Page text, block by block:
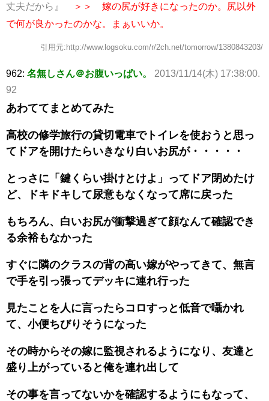
丈夫だから』
＞＞ 嫁の尻が好きになったのか。尻以外
で何が良かったのかな。まぁいいか。
引用元:http://www.logsoku.com/r/2ch.net/tomorrow/1380843203/
962: 名無しさん＠お腹いっぱい。
2013/11/14(木) 17:38:00.
92
あわててまとめてみた
高校の修学旅行の貸切電車でトイレを使おうと思っ
てドアを開けたらいきなり白いお尻が・・・・・
とっさに「鍵くらい掛けとけよ」ってドア閉めたけ
ど、ドキドキして尿意もなくなって席に戻った
もちろん、白いお尻が衝撃過ぎて顔なんて確認でき
る余裕もなかった
すぐに隣のクラスの背の高い嫁がやってきて、無言
で手を引っ張ってデッキに連れ行った
見たことを人に言ったらコロすっと低音で囁かれ
て、小便ちびりそうになった
その時からその嫁に監視されるようになり、友達と
盛り上がっていると俺を連れ出して
その事を言ってないかを確認するようにもなって、